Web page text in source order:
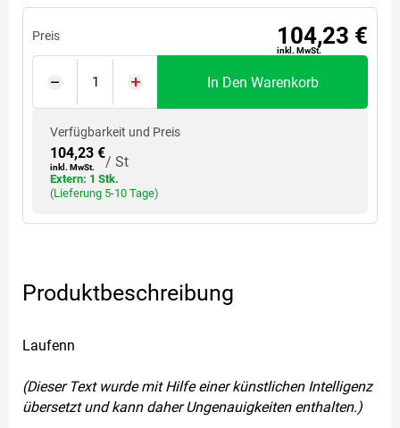
Preis 104,23 €
inkl. MwSt.
In Den Warenkorb
Verfügbarkeit und Preis
104,23 €
inkl. MwSt. / St
Extern: 1 Stk.
(Lieferung 5-10 Tage)
Produktbeschreibung
Laufenn
(Dieser Text wurde mit Hilfe einer künstlichen Intelligenz
übersetzt und kann daher Ungenauigkeiten enthalten.)